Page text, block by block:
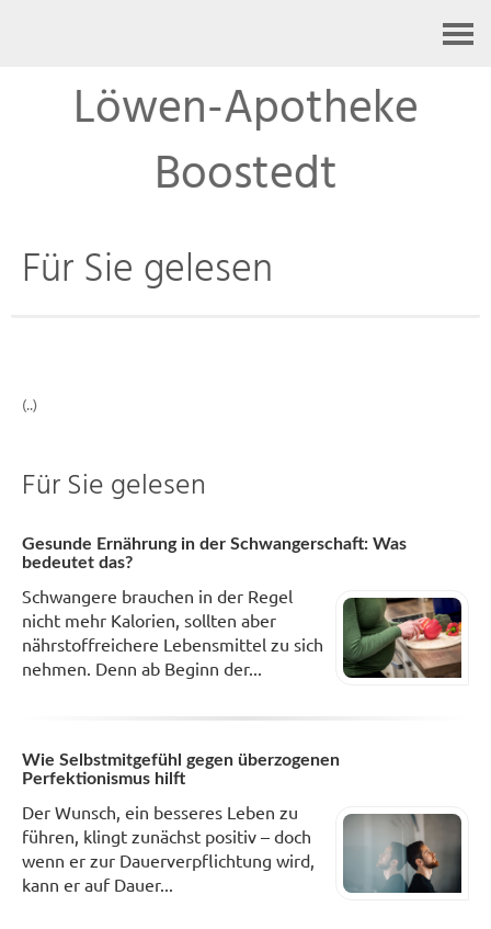
Löwen-Apotheke
Boostedt
Für Sie gelesen
(..)
Für Sie gelesen
Gesunde Ernährung in der Schwangerschaft: Was
bedeutet das?
Schwangere brauchen in der Regel
nicht mehr Kalorien, sollten aber
nährstoffreichere Lebensmittel zu sich
nehmen. Denn ab Beginn der...
Wie Selbstmitgefühl gegen überzogenen
Perfektionismus hilft
Der Wunsch, ein besseres Leben zu
führen, klingt zunächst positiv – doch
wenn er zur Dauerverpflichtung wird,
kann er auf Dauer...